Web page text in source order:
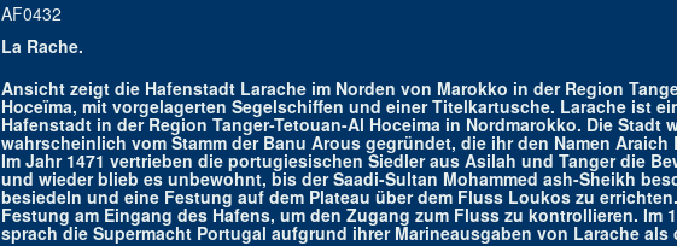
AF0432
La Rache.
Ansicht zeigt die Hafenstadt Larache im Norden von Marokko in der Region
Hoceïma, mit vorgelagerten Segelschiffen und einer Titelkartusche. Larache ist
Hafenstadt in der Region Tanger-Tetouan-Al Hoceima in Nordmarokko. Die Stadt
wahrscheinlich vom Stamm der Banu Arous gegründet, die ihr den Namen Araich
Im Jahr 1471 vertrieben die portugiesischen Siedler aus Asilah und Tanger die
und wieder blieb es unbewohnt, bis der Saadi-Sultan Mohammed ash-Sheikh
besiedeln und eine Festung auf dem Plateau über dem Fluss Loukos zu
Festung am Eingang des Hafens, um den Zugang zum Fluss zu kontrollieren. Im
sprach die Supermacht Portugal aufgrund ihrer Marineausgaben von Larache als